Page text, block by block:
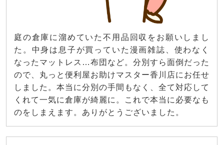
庭の倉庫に溜めていた不用品回収をお願いしまし
た。中身は息子が買っていた漫画雑誌、使わなく
なったマットレス…布団など。分別すら面倒だった
ので、丸っと便利屋お助けマスター香川店にお任せ
しました。本当に分別の手間もなく、全て対応して
くれて一気に倉庫が綺麗に。これで本当に必要なも
のをしまえます。ありがとうございました。